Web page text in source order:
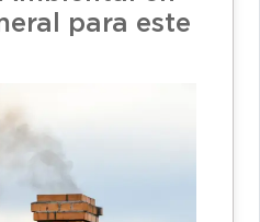
para este